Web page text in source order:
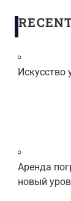
Искусство
Аренда
новый